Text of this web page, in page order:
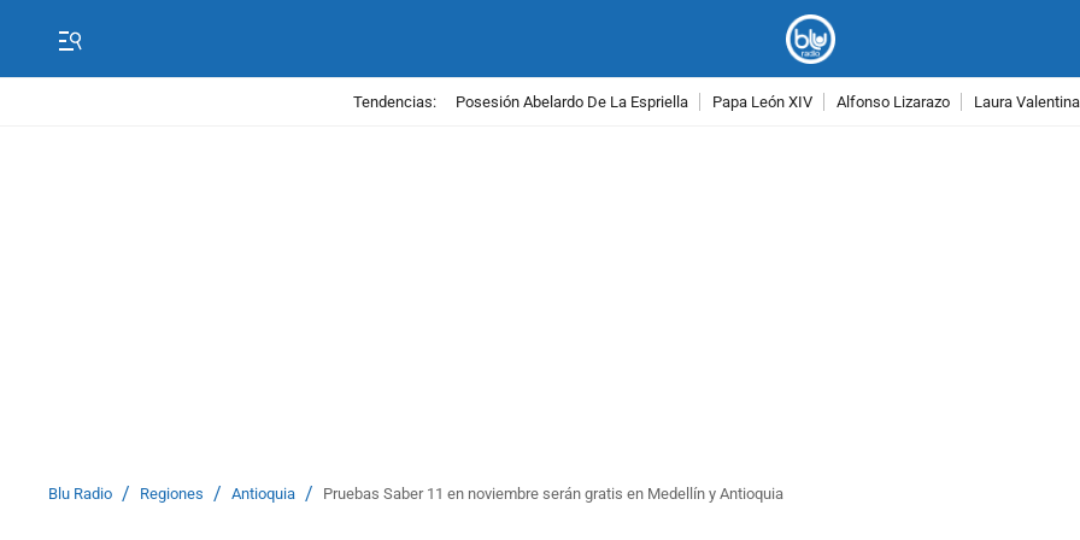
Tendencias: Posesión Abelardo De La Espriella Papa León XIV Alfonso Lizarazo Laura
Blu Radio / Regiones / Antioquia / Pruebas Saber 11 en noviembre serán gratis en Medellín y Antioquia